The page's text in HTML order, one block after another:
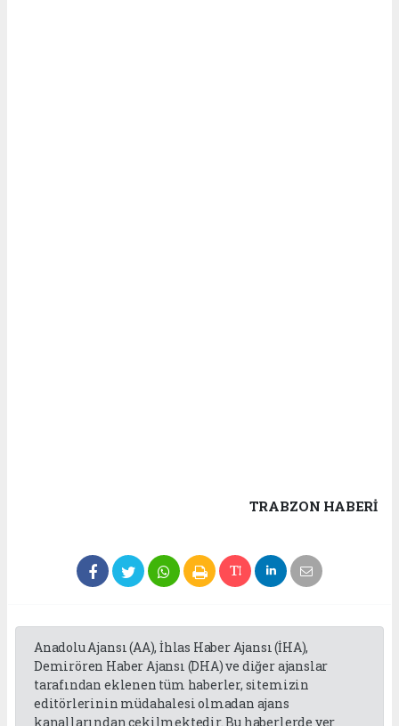
TRABZON HABERİ
Anadolu Ajansı (AA), İhlas Haber Ajansı (İHA),
Demirören Haber Ajansı (DHA) ve diğer ajanslar
tarafından eklenen tüm haberler, sitemizin
editörlerinin müdahalesi olmadan ajans
kanallarından çekilmektedir. Bu haberlerde yer